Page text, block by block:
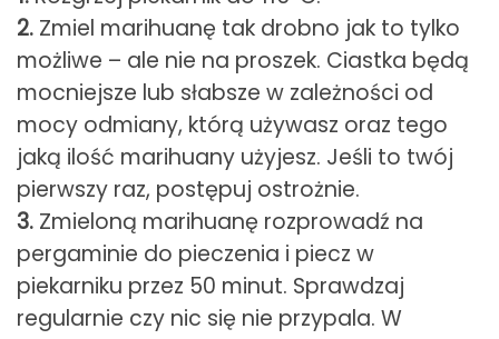
2. Zmiel marihuanę tak drobno jak to tylko
możliwe – ale nie na proszek. Ciastka będą
mocniejsze lub słabsze w zależności od
mocy odmiany, którą używasz oraz tego
jaką ilość marihuany użyjesz. Jeśli to twój
pierwszy raz, postępuj ostrożnie.
3. Zmieloną marihuanę rozprowadź na
pergaminie do pieczenia i piecz w
piekarniku przez 50 minut. Sprawdzaj
regularnie czy nic się nie przypala. W